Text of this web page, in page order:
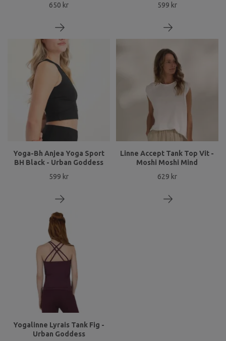
650 kr
599 kr
Yoga-Bh Anjea Yoga Sport
BH Black - Urban Goddess
599 kr
Linne Accept Tank Top Vit -
Moshi Moshi Mind
629 kr
Yogalinne Lyrais Tank Fig -
Urban Goddess